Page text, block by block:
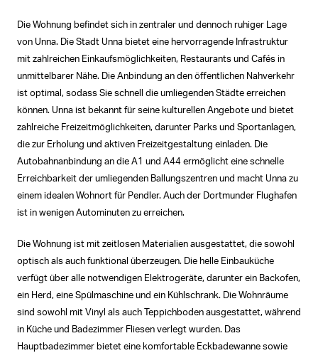
Die Wohnung befindet sich in zentraler und dennoch ruhiger Lage
von Unna. Die Stadt Unna bietet eine hervorragende Infrastruktur
mit zahlreichen Einkaufsmöglichkeiten, Restaurants und Cafés in
unmittelbarer Nähe. Die Anbindung an den öffentlichen Nahverkehr
ist optimal, sodass Sie schnell die umliegenden Städte erreichen
können. Unna ist bekannt für seine kulturellen Angebote und bietet
zahlreiche Freizeitmöglichkeiten, darunter Parks und Sportanlagen,
die zur Erholung und aktiven Freizeitgestaltung einladen. Die
Autobahnanbindung an die A1 und A44 ermöglicht eine schnelle
Erreichbarkeit der umliegenden Ballungszentren und macht Unna zu
einem idealen Wohnort für Pendler. Auch der Dortmunder Flughafen
ist in wenigen Autominuten zu erreichen.
Die Wohnung ist mit zeitlosen Materialien ausgestattet, die sowohl
optisch als auch funktional überzeugen. Die helle Einbauküche
verfügt über alle notwendigen Elektrogeräte, darunter ein Backofen,
ein Herd, eine Spülmaschine und ein Kühlschrank. Die Wohnräume
sind sowohl mit Vinyl als auch Teppichboden ausgestattet, während
in Küche und Badezimmer Fliesen verlegt wurden. Das
Hauptbadezimmer bietet eine komfortable Eckbadewanne sowie